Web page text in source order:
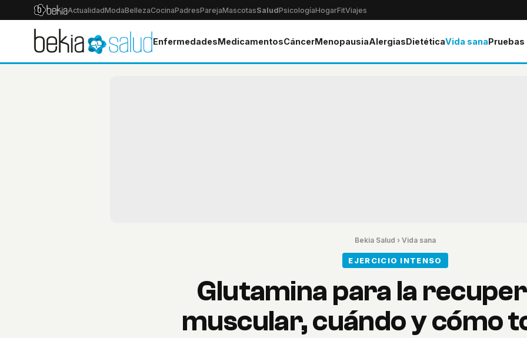
ActualidadModaBellezaCocinaPadresParejaMascotasSaludPsicologíaHogarFitViajes
EnfermedadesMedicamentosCáncerMenopausiaAlergiasDietéticaVida sana
Bekia Salud › Vida sana
EJERCICIO INTENSO
Glutamina para la
muscular, cuándo y cómo